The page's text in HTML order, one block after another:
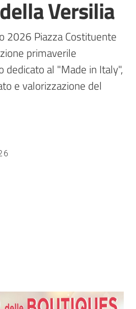
Versilia
2026 Piazza Costituente
primaverile
dedicato al "Made in Italy",
e valorizzazione del